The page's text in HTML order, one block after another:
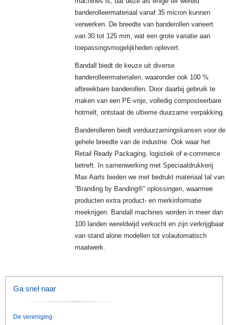
banderolleermateriaal vanaf 35 micron kunnen
verwerken. De breedte van banderollen varieert
van 30 tot 125 mm, wat een grote variatie aan
toepassingsmogelijkheden oplevert.
Bandall biedt de keuze uit diverse
banderolleermaterialen, waaronder ook 100 %
afbreekbare banderollen. Door daarbij gebruik te
maken van een PE-vrije, volledig composteerbare
hotmelt, ontstaat de ultieme duurzame verpakking.
Banderolleren biedt verduurzamingskansen voor de
gehele breedte van de industrie. Ook waar het
Retail Ready Packaging, logistiek of e-commerce
betreft. In samenwerking met Speciaaldrukkerij
Max Aarts bieden we met bedrukt materiaal tal van
“Branding by Banding®” oplossingen, waarmee
producten extra product- en merkinformatie
meekrijgen. Bandall machines worden in meer dan
100 landen wereldwijd verkocht en zijn verkrijgbaar
van stand alone modellen tot volautomatisch
maatwerk.
Ga snel naar
De vereniging